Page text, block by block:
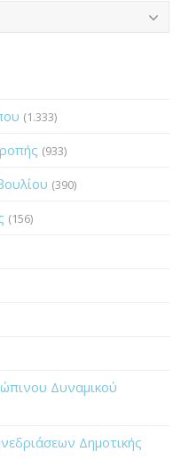
(1.333)
(933)
(390)
(156)
Δυναμικού
Δημοτικής